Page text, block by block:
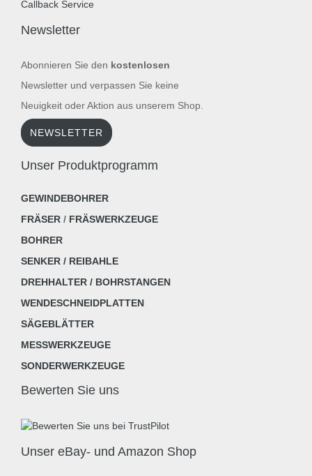
Callback Service
Newsletter
Abonnieren Sie den kostenlosen
Newsletter und verpassen Sie keine
Neuigkeit oder Aktion aus unserem Shop.
NEWSLETTER
Unser Produktprogramm
GEWINDEBOHRER
FRÄSER / FRÄSWERKZEUGE
BOHRER
SENKER / REIBAHLE
DREHHALTER / BOHRSTANGEN
WENDESCHNEIDPLATTEN
SÄGEBLÄTTER
MESSWERKZEUGE
SONDERWERKZEUGE
Bewerten Sie uns
Unser eBay- und Amazon Shop